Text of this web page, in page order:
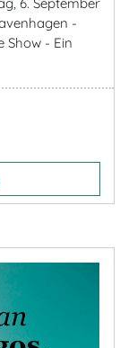
-
Show - Ein